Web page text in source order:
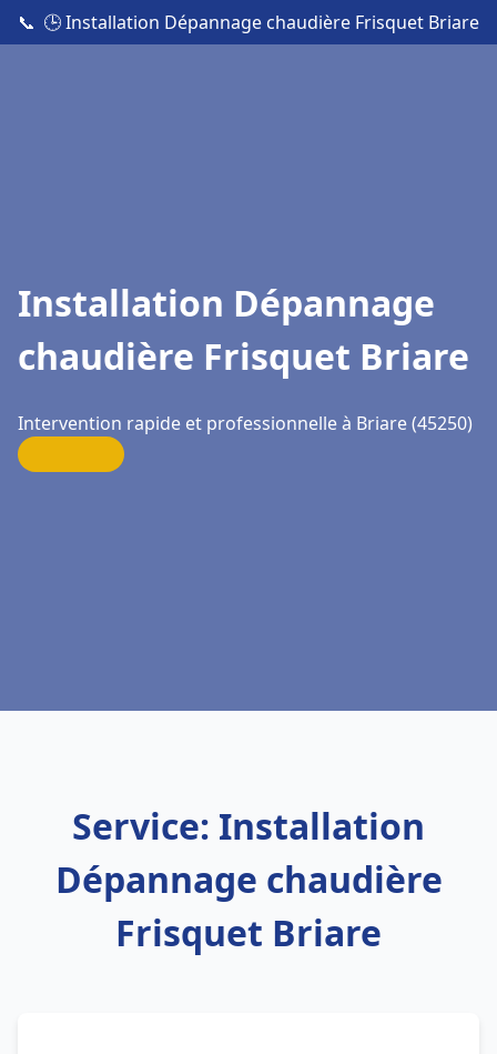
📞 🕒 Installation Dépannage chaudière Frisquet Briare
Installation Dépannage
chaudière Frisquet Briare
Intervention rapide et professionnelle à Briare (45250)
Service: Installation
Dépannage chaudière
Frisquet Briare